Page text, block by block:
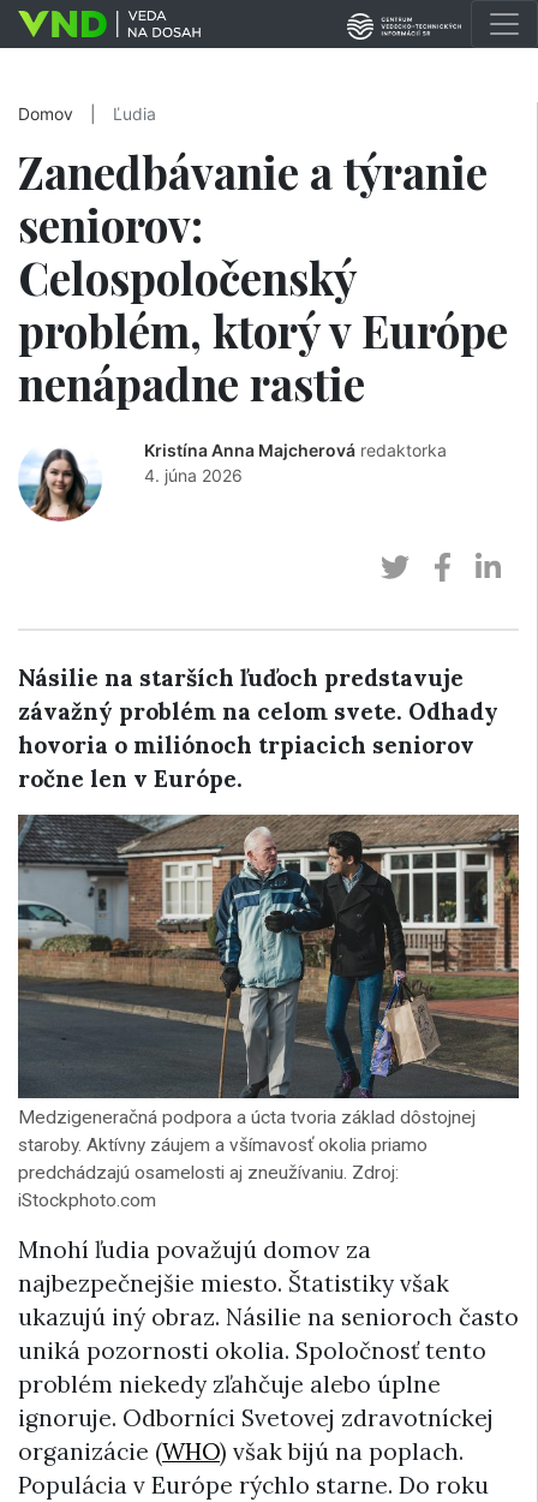
Domov Ľudia
Zanedbávanie a týranie
seniorov:
Celospoločenský
problém, ktorý v Európe
nenápadne rastie
Kristína Anna Majcherová redaktorka
4. júna 2026
Násilie na starších ľuďoch predstavuje
závažný problém na celom svete. Odhady
hovoria o miliónoch trpiacich seniorov
ročne len v Európe.
Medzigeneračná podpora a úcta tvoria základ dôstojnej
staroby. Aktívny záujem a všímavosť okolia priamo
predchádzajú osamelosti aj zneužívaniu. Zdroj:
iStockphoto.com
Mnohí ľudia považujú domov za
najbezpečnejšie miesto. Štatistiky však
ukazujú iný obraz. Násilie na senioroch často
uniká pozornosti okolia. Spoločnosť tento
problém niekedy zľahčuje alebo úplne
ignoruje. Odborníci Svetovej zdravotníckej
organizácie (WHO) však bijú na poplach.
Populácia v Európe rýchlo starne. Do roku